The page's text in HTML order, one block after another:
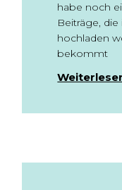
habe noch
Beiträge,
hochladen
bekommt